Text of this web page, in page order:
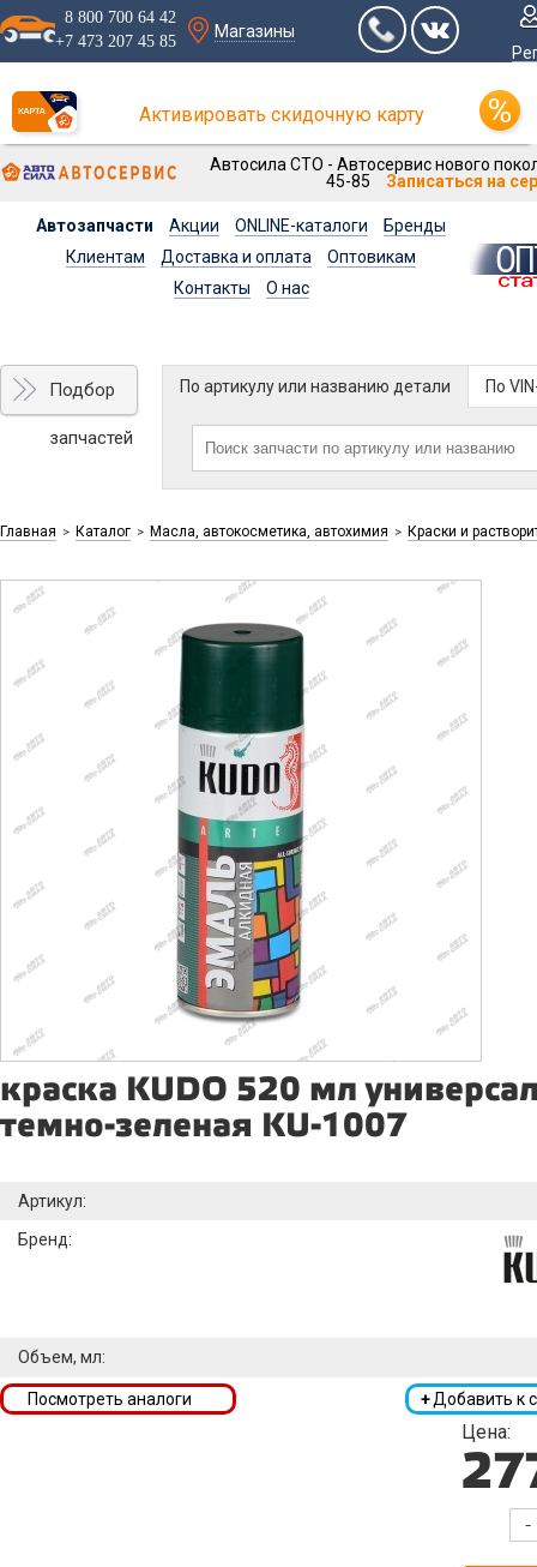
8 800 700 64 42
+7 473 207 45 85
Магазины
Активировать скидочную карту
Автосила СТО - Автосервис нового
45-85
Записаться на
Автозапчасти Акции ONLINE-каталоги
Бренды
Клиентам
Доставка и оплата
Оптовикам
Контакты
О нас
Подбор
запчастей
По артикулу или названию детали По
Главная > Каталог > Масла, автокосметика, автохимия > Краски и
краска KUDO 520 мл
темно-зеленая KU-1007
Артикул:
Бренд:
Объем, мл:
+Добавить к
Посмотреть аналоги
Цена:
-